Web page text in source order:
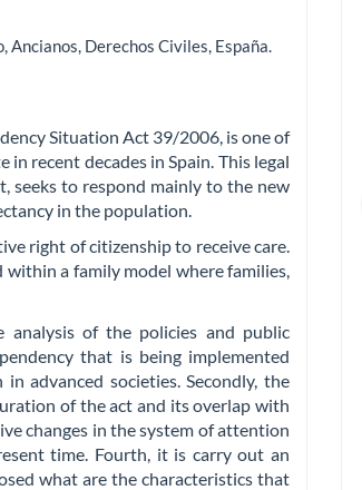
,Ancianos, Derechos Civiles, España.
Situation Act 39/2006, is one of
recent decades in Spain. This legal
seeks to respond mainly to the new
in the population.
right of citizenship to receive care.
a family model where families,
of the policies and public
that is being implemented
advanced societies. Secondly, the
of the act and its overlap with
changes in the system of attention
time. Fourth, it is carry out an
what are the characteristics that